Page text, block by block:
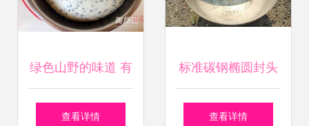
绿色山野的味道 有
机黑芝麻吐司的制
查看详情
标准碳钢椭圆封头
价格 河北标准碳钢
查看详情